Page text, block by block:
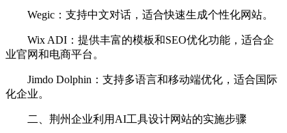
Wegic：支持中文对话，适合快速生成个性化网站。
Wix ADI：提供丰富的模板和SEO优化功能，适合企
业官网和电商平台。
Jimdo Dolphin：支持多语言和移动端优化，适合国际
化企业。
二、荆州企业利用AI工具设计网站的实施步骤